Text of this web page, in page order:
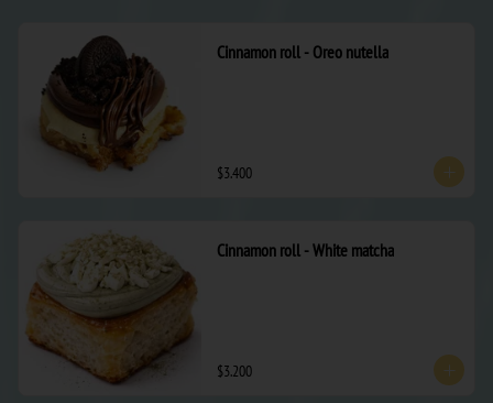
Cinnamon roll - Oreo nutella
$3.400
Cinnamon roll - White matcha
$3.200